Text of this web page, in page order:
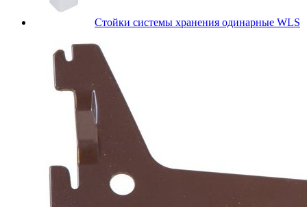
Стойки системы хранения одинарные WLS